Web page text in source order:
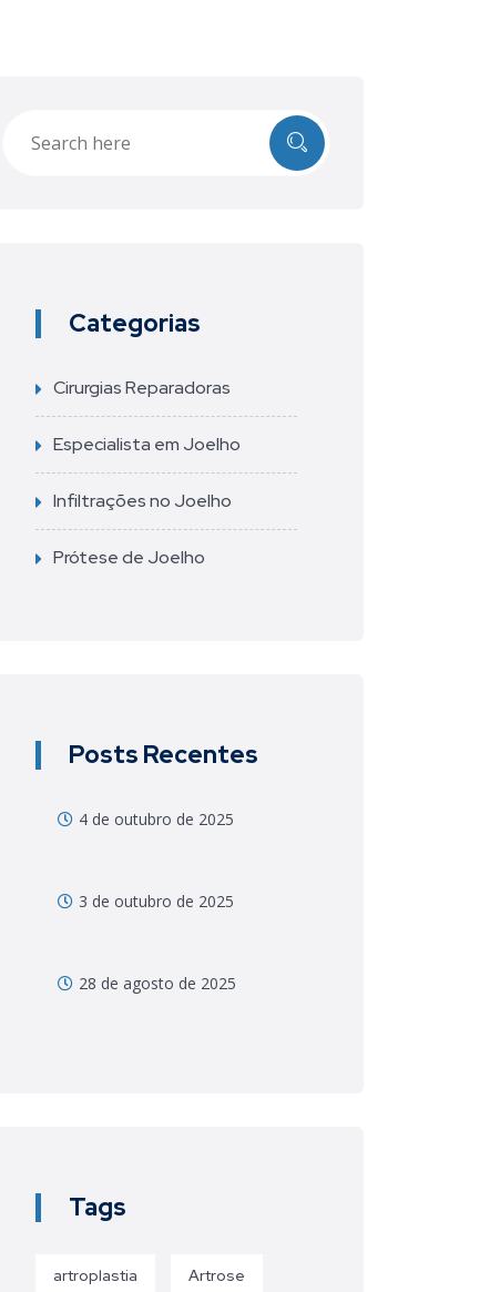
Categorias
Cirurgias Reparadoras
Especialista em Joelho
Infiltrações no Joelho
Prótese de Joelho
Posts Recentes
4 de outubro de 2025
3 de outubro de 2025
28 de agosto de 2025
Tags
artroplastia Artrose